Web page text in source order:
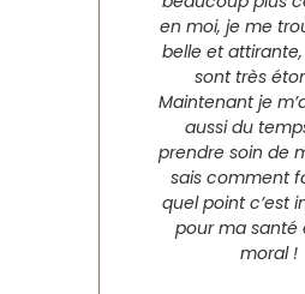
en moi, je me
belle et
sont très
Maintenant je
aussi du
prendre soin de
sais comment
quel point c’est
pour ma santé
moral !